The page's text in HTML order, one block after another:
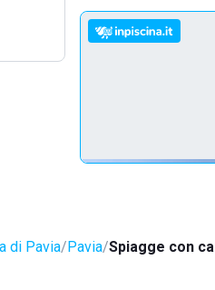
di Pavia Pavia Spiagge con